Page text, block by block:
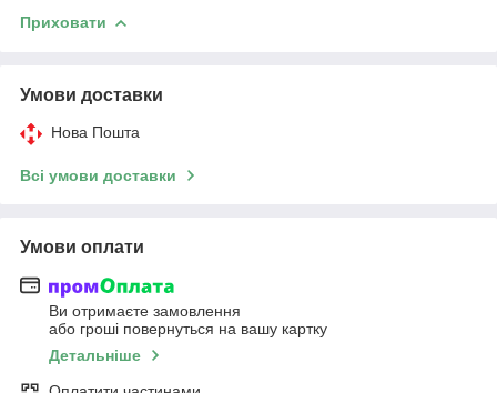
Приховати
Умови доставки
Нова Пошта
Всі умови доставки
Умови оплати
Ви отримаєте замовлення
або гроші повернуться на вашу картку
Детальніше